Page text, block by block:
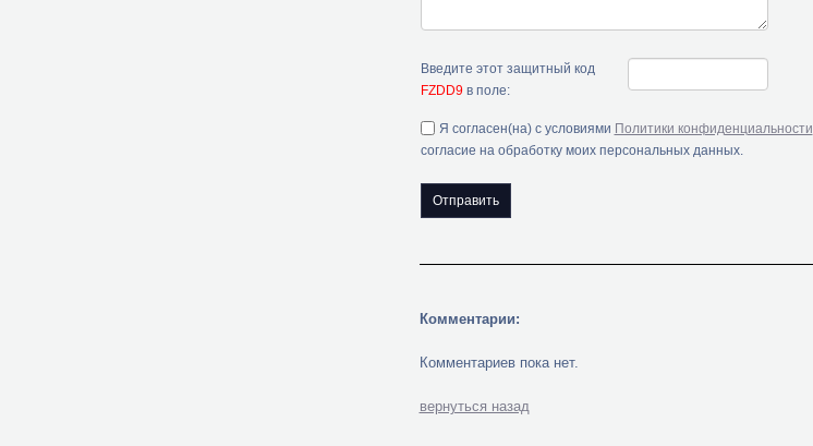
Введите этот защитный код
FZDD9 в поле:
Я согласен(на) с условиями Политики конфиденциальности
согласие на обработку моих персональных данных.
Комментарии:
Комментариев пока нет.
вернуться назад